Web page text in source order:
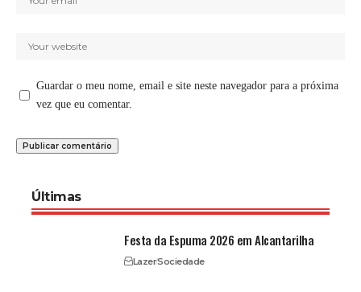
Guardar o meu nome, email e site neste navegador para a próxima
vez que eu comentar.
Últimas
Festa da Espuma 2026 em Alcantarilha
LazerSociedade